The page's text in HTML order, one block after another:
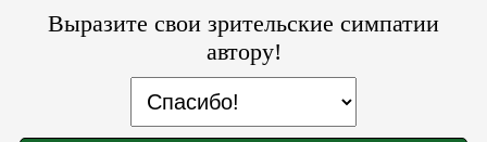
Выразите свои зрительские симпатии
автору!